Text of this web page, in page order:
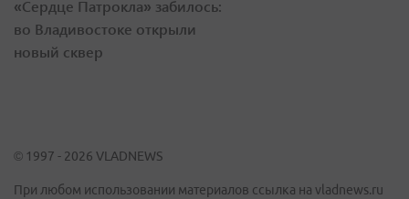
«Сердце Патрокла» забилось:
во Владивостоке открыли
новый сквер
© 1997 - 2026 VLADNEWS
При любом использовании материалов ссылка на vladnews.ru